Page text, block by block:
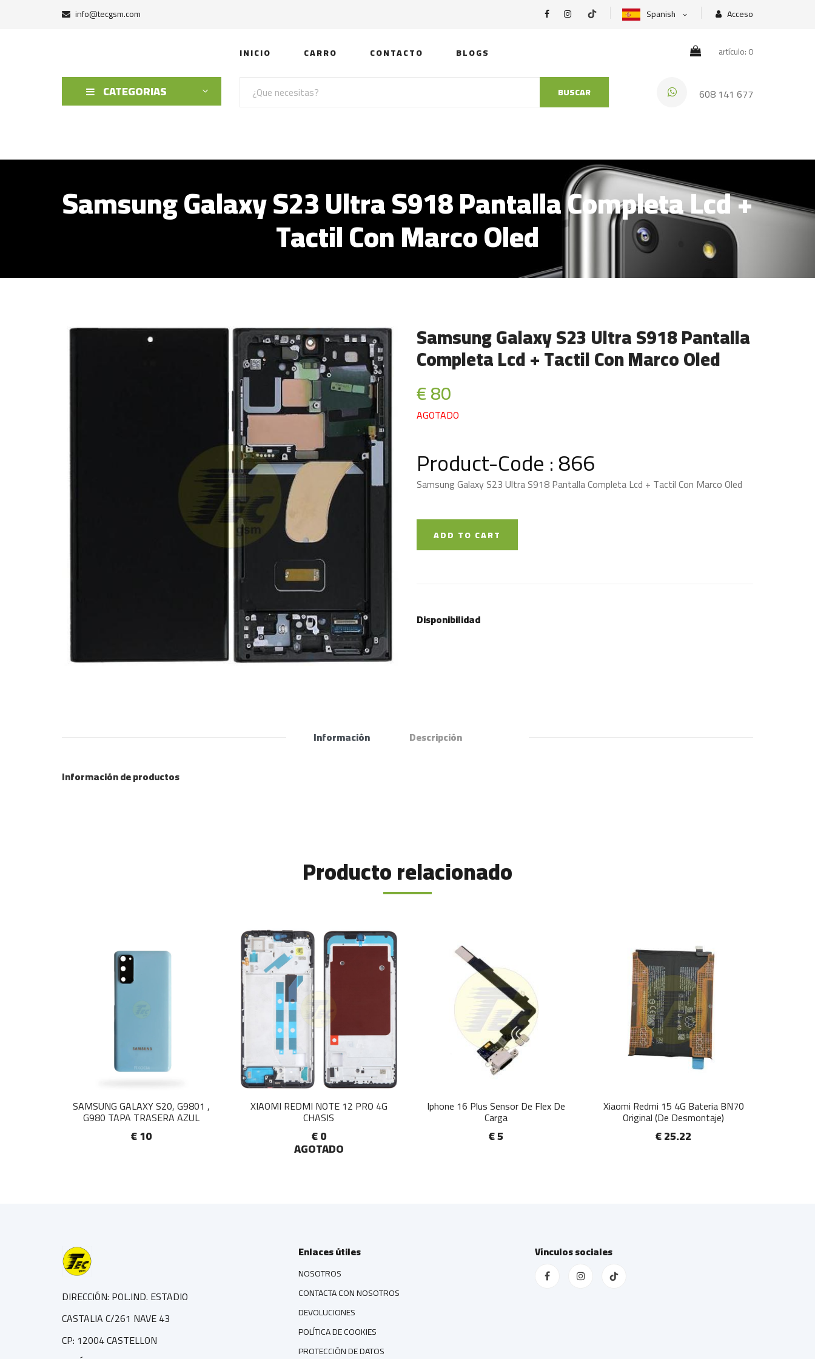
info@tecgsm.com Spanish Acceso
INICIO CARRO CONTACTO BLOGS artículo: 0
CATEGORIAS BUSCAR 608 141 677
Samsung Galaxy S23 Ultra S918 Pantalla Completa Lcd +
Tactil Con Marco Oled
Samsung Galaxy S23 Ultra S918 Pantalla
Completa Lcd + Tactil Con Marco Oled
€ 80
AGOTADO
Product-Code : 866
Samsung Galaxy S23 Ultra S918 Pantalla Completa Lcd + Tactil Con Marco Oled
ADD TO CART
Disponibilidad
Información Descripción
Información de productos
Producto relacionado
SAMSUNG GALAXY S20, G9801 ,
G980 TAPA TRASERA AZUL
€ 10
XIAOMI REDMI NOTE 12 PRO 4G
CHASIS
€ 0
AGOTADO
Iphone 16 Plus Sensor De Flex De
Carga
€ 5
Xiaomi Redmi 15 4G Bateria BN70
Original (De Desmontaje)
€ 25.22
DIRECCIÓN: POL.IND. ESTADIO
CASTALIA C/261 NAVE 43
CP: 12004 CASTELLON
Enlaces útiles
NOSOTROS
CONTACTA CON NOSOTROS
DEVOLUCIONES
POLÍTICA DE COOKIES
PROTECCIÓN DE DATOS
Vínculos sociales